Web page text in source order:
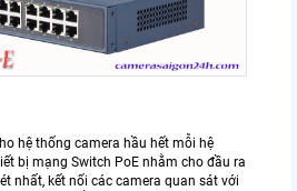
hệ thống camera hầu hết mỗi hệ
bị mạng Switch PoE nhằm cho đầu ra
nhất, kết nối các camera quan sát với